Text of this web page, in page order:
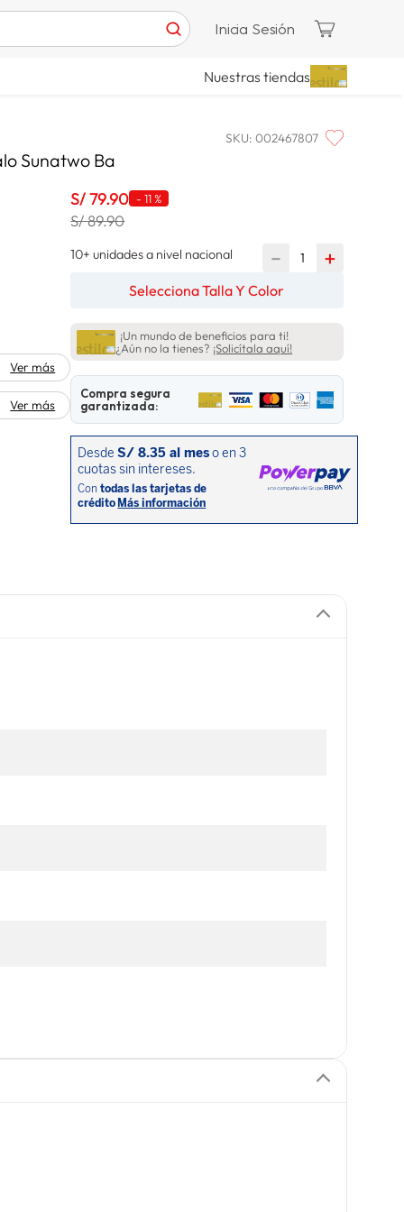
Inicia Sesión
Nuestras tiendas
SKU: 002467807
Sunatwo Ba
Ver más
Ver más
S/79.90 -11 %
S/ 89.90
10+ unidades a nivel nacional ＋
－
Selecciona Talla Y Color
¡Un mundo de beneficios para ti!
¿Aún no la tienes? ¡Solicítala aquí!
Compra segura
garantizada: